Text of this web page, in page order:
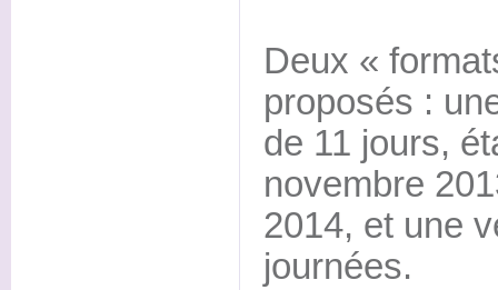
Deux «
proposés :
de 11 jours,
novembre
2014, et une
journées.